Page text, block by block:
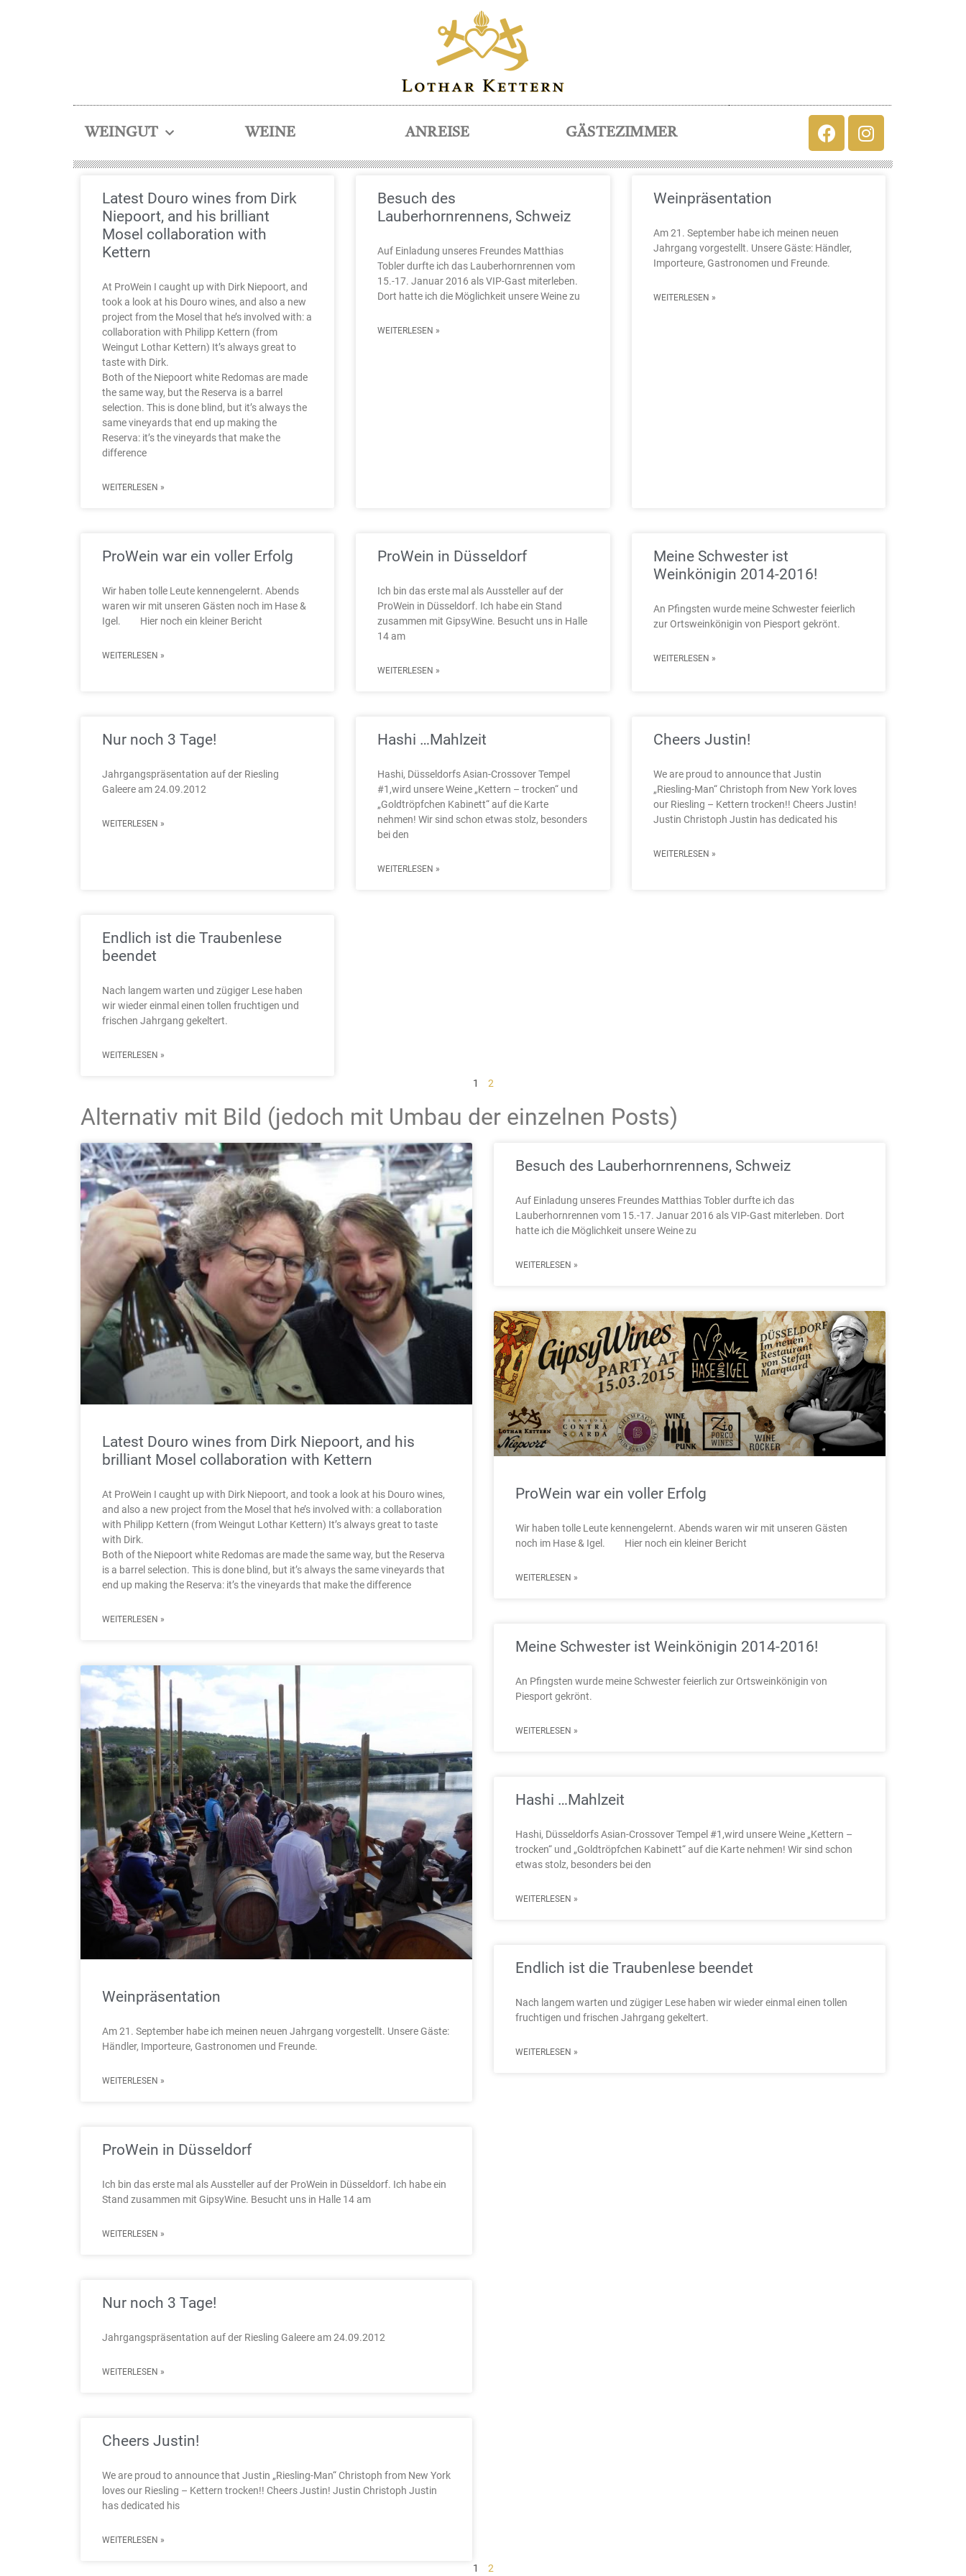
WEINGUT WEINE ANREISE GÄSTEZIMMER
Latest Douro wines from Dirk
Niepoort, and his brilliant
Mosel collaboration with
Kettern
At ProWein I caught up with Dirk Niepoort, and
took a look at his Douro wines, and also a new
project from the Mosel that he’s involved with: a
collaboration with Philipp Kettern (from
Weingut Lothar Kettern) It’s always great to
taste with Dirk.
Both of the Niepoort white Redomas are made
the same way, but the Reserva is a barrel
selection. This is done blind, but it’s always the
same vineyards that end up making the
Reserva: it’s the vineyards that make the
difference
WEITERLESEN »
Besuch des
Lauberhornrennens, Schweiz
Auf Einladung unseres Freundes Matthias
Tobler durfte ich das Lauberhornrennen vom
15.-17. Januar 2016 als VIP-Gast miterleben.
Dort hatte ich die Möglichkeit unsere Weine zu
WEITERLESEN »
Weinpräsentation
Am 21. September habe ich meinen neuen
Jahrgang vorgestellt. Unsere Gäste: Händler,
Importeure, Gastronomen und Freunde.
WEITERLESEN »
ProWein war ein voller Erfolg
Wir haben tolle Leute kennengelernt. Abends
waren wir mit unseren Gästen noch im Hase &
Igel. Hier noch ein kleiner Bericht
WEITERLESEN »
ProWein in Düsseldorf
Ich bin das erste mal als Aussteller auf der
ProWein in Düsseldorf. Ich habe ein Stand
zusammen mit GipsyWine. Besucht uns in Halle
14 am
WEITERLESEN »
Meine Schwester ist
Weinkönigin 2014-2016!
An Pfingsten wurde meine Schwester feierlich
zur Ortsweinkönigin von Piesport gekrönt.
WEITERLESEN »
Nur noch 3 Tage!
Jahrgangspräsentation auf der Riesling
Galeere am 24.09.2012
WEITERLESEN »
Hashi …Mahlzeit
Hashi, Düsseldorfs Asian-Crossover Tempel
#1,wird unsere Weine „Kettern – trocken“ und
„Goldtröpfchen Kabinett“ auf die Karte
nehmen! Wir sind schon etwas stolz, besonders
bei den
WEITERLESEN »
Cheers Justin!
We are proud to announce that Justin
„Riesling-Man“ Christoph from New York loves
our Riesling – Kettern trocken!! Cheers Justin!
Justin Christoph Justin has dedicated his
WEITERLESEN »
Endlich ist die Traubenlese
beendet
Nach langem warten und zügiger Lese haben
wir wieder einmal einen tollen fruchtigen und
frischen Jahrgang gekeltert.
WEITERLESEN »
1 2
Alternativ mit Bild (jedoch mit Umbau der einzelnen Posts)
Latest Douro wines from Dirk Niepoort, and his
brilliant Mosel collaboration with Kettern
At ProWein I caught up with Dirk Niepoort, and took a look at his Douro wines,
and also a new project from the Mosel that he’s involved with: a collaboration
with Philipp Kettern (from Weingut Lothar Kettern) It’s always great to taste
with Dirk.
Both of the Niepoort white Redomas are made the same way, but the Reserva
is a barrel selection. This is done blind, but it’s always the same vineyards that
end up making the Reserva: it’s the vineyards that make the difference
WEITERLESEN »
Besuch des Lauberhornrennens, Schweiz
Auf Einladung unseres Freundes Matthias Tobler durfte ich das
Lauberhornrennen vom 15.-17. Januar 2016 als VIP-Gast miterleben. Dort
hatte ich die Möglichkeit unsere Weine zu
WEITERLESEN »
Weinpräsentation
Am 21. September habe ich meinen neuen Jahrgang vorgestellt. Unsere Gäste:
Händler, Importeure, Gastronomen und Freunde.
WEITERLESEN »
ProWein war ein voller Erfolg
Wir haben tolle Leute kennengelernt. Abends waren wir mit unseren Gästen
noch im Hase & Igel. Hier noch ein kleiner Bericht
WEITERLESEN »
ProWein in Düsseldorf
Ich bin das erste mal als Aussteller auf der ProWein in Düsseldorf. Ich habe ein
Stand zusammen mit GipsyWine. Besucht uns in Halle 14 am
WEITERLESEN »
Meine Schwester ist Weinkönigin 2014-2016!
An Pfingsten wurde meine Schwester feierlich zur Ortsweinkönigin von
Piesport gekrönt.
WEITERLESEN »
Nur noch 3 Tage!
Jahrgangspräsentation auf der Riesling Galeere am 24.09.2012
WEITERLESEN »
Hashi …Mahlzeit
Hashi, Düsseldorfs Asian-Crossover Tempel #1,wird unsere Weine „Kettern –
trocken“ und „Goldtröpfchen Kabinett“ auf die Karte nehmen! Wir sind schon
etwas stolz, besonders bei den
WEITERLESEN »
Cheers Justin!
We are proud to announce that Justin „Riesling-Man“ Christoph from New York
loves our Riesling – Kettern trocken!! Cheers Justin! Justin Christoph Justin
has dedicated his
WEITERLESEN »
Endlich ist die Traubenlese beendet
Nach langem warten und zügiger Lese haben wir wieder einmal einen tollen
fruchtigen und frischen Jahrgang gekeltert.
WEITERLESEN »
1 2